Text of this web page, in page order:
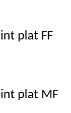
plat FF
plat MF